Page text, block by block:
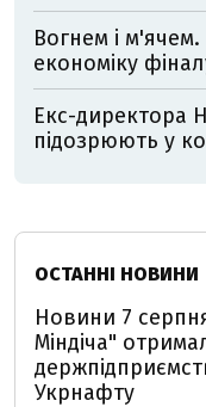
Вогнем і
економіку
Екс-директора
підозрюють у
ОСТАННІ НОВИНИ
Новини 7
Міндіча"
Укрнафту